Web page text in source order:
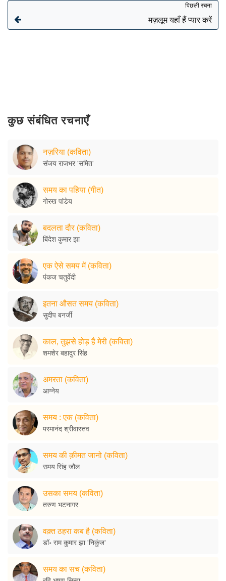
पिछली रचना
मज़लूम यहाँ हैं प्यार करें
कुछ संबंधित रचनाएँ
नज़रिया (कविता)
संजय राजभर 'समित'
समय का पहिया (गीत)
गोरख पांडेय
बदलता दौर (कविता)
बिंदेश कुमार झा
एक ऐसे समय में (कविता)
पंकज चतुर्वेदी
इतना औसत समय (कविता)
सुदीप बनर्जी
काल, तुझसे होड़ है मेरी (कविता)
शमशेर बहादुर सिंह
अमरता (कविता)
आग्नेय
समय : एक (कविता)
परमानंद श्रीवास्तव
समय की क़ीमत जानो (कविता)
समय सिंह जौल
उसका समय (कविता)
तरुण भटनागर
वक़्त ठहरा कब है (कविता)
डॉ॰ राम कुमार झा 'निकुंज'
समय का सच (कविता)